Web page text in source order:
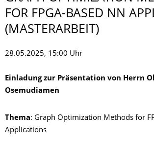
FOR FPGA-BASED NN
(MASTERARBEIT)
28.05.2025, 15:00 Uhr
Einladung zur Präsentation von Herrn
Osemudiamen
Thema: Graph Optimization Methods for
Applications